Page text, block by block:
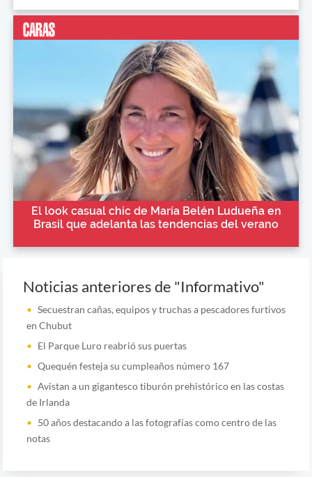
El look casual chic de María Belén Ludueña en
Brasil que adelanta las tendencias del verano
Noticias anteriores de "Informativo"
Secuestran cañas, equipos y truchas a pescadores furtivos
en Chubut
El Parque Luro reabrió sus puertas
Quequén festeja su cumpleaños número 167
Avistan a un gigantesco tiburón prehistórico en las costas
de Irlanda
50 años destacando a las fotografías como centro de las
notas